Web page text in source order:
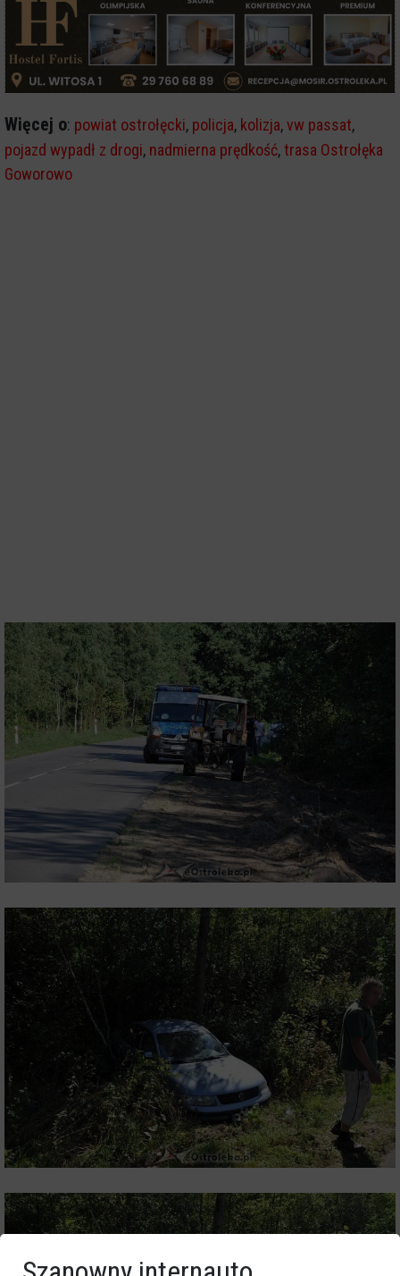
Więcej o: powiat ostrołęcki, policja, kolizja,vw passat,
pojazd wypadł z drogi, nadmierna prędkość,trasa Ostrołęka
Goworowo